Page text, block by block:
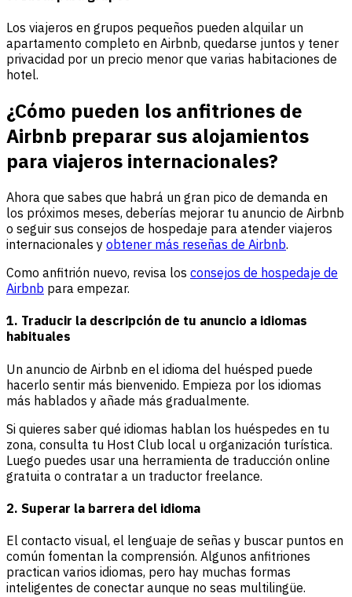
Los viajeros en grupos pequeños pueden alquilar un
apartamento completo en Airbnb, quedarse juntos y tener
privacidad por un precio menor que varias habitaciones de
hotel.
¿Cómo pueden los anfitriones de
Airbnb preparar sus alojamientos
para viajeros internacionales?
Ahora que sabes que habrá un gran pico de demanda en
los próximos meses, deberías mejorar tu anuncio de Airbnb
o seguir sus consejos de hospedaje para atender viajeros
internacionales y obtener más reseñas de Airbnb.
Como anfitrión nuevo, revisa los consejos de hospedaje de
Airbnb para empezar.
1. Traducir la descripción de tu anuncio a idiomas
habituales
Un anuncio de Airbnb en el idioma del huésped puede
hacerlo sentir más bienvenido. Empieza por los idiomas
más hablados y añade más gradualmente.
Si quieres saber qué idiomas hablan los huéspedes en tu
zona, consulta tu Host Club local u organización turística.
Luego puedes usar una herramienta de traducción online
gratuita o contratar a un traductor freelance.
2. Superar la barrera del idioma
El contacto visual, el lenguaje de señas y buscar puntos en
común fomentan la comprensión. Algunos anfitriones
practican varios idiomas, pero hay muchas formas
inteligentes de conectar aunque no seas multilingüe.